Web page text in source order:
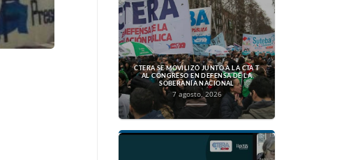
CTERA SE MOVILIZÓ JUNTO A LA CTA T
AL CONGRESO EN DEFENSA DE LA
SOBERANÍA NACIONAL
7 agosto, 2026